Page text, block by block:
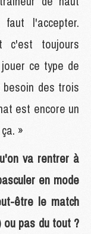
l'accepter.
c'est toujours
ce type de
des trois
est encore un
»
va rentrer à
en mode
être le match
ou pas du tout ?